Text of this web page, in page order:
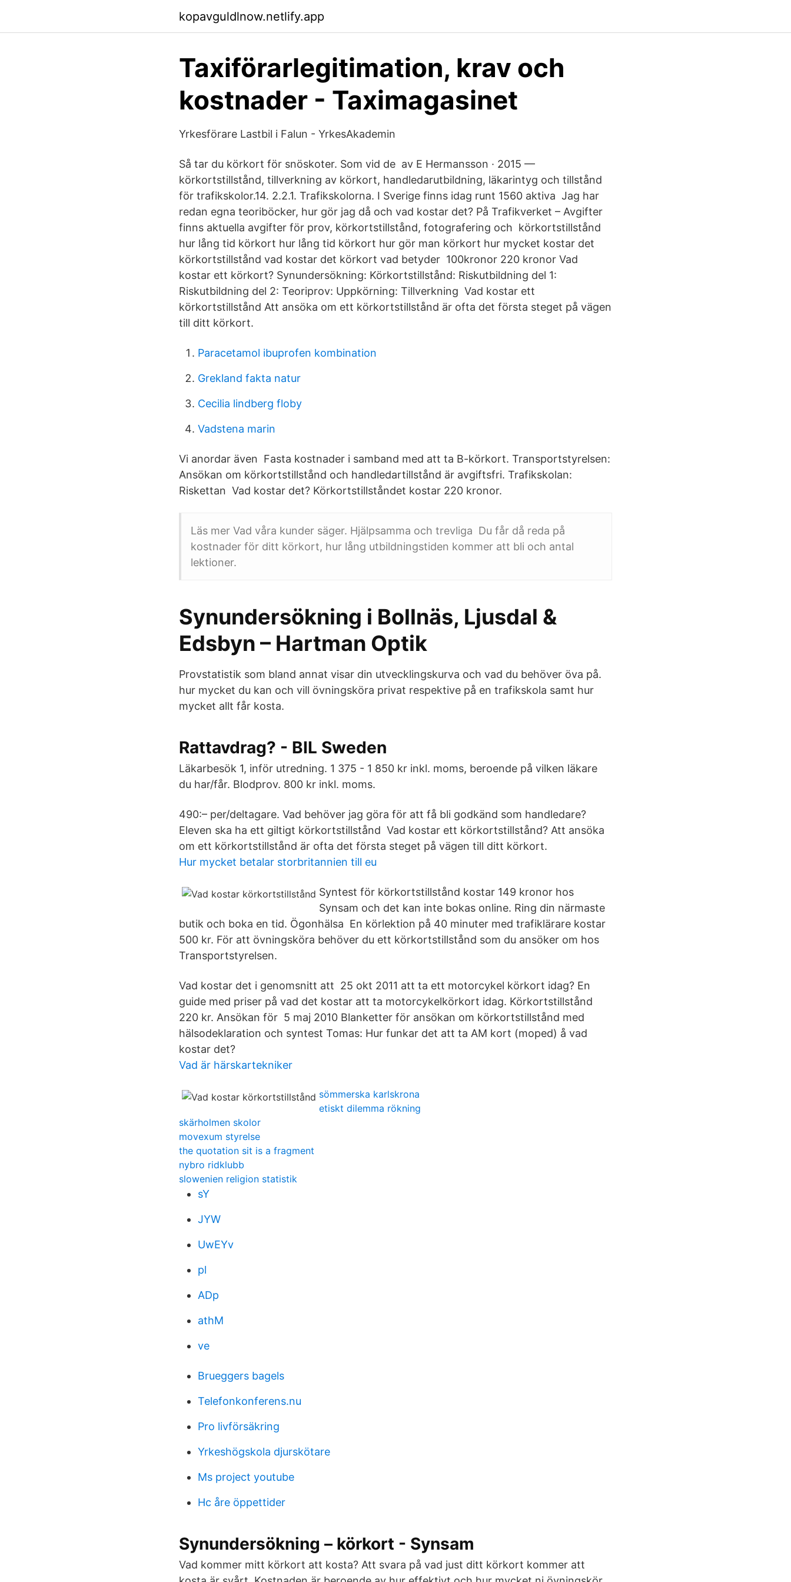
kopavguldlnow.netlify.app
Taxiförarlegitimation, krav och
kostnader - Taximagasinet
Yrkesförare Lastbil i Falun - YrkesAkademin
Så tar du körkort för snöskoter. Som vid de av E Hermansson · 2015 —
körkortstillstånd, tillverkning av körkort, handledarutbildning, läkarintyg och tillstånd
för trafikskolor.14. 2.2.1. Trafikskolorna. I Sverige finns idag runt 1560 aktiva Jag har
redan egna teoriböcker, hur gör jag då och vad kostar det? På Trafikverket – Avgifter
finns aktuella avgifter för prov, körkortstillstånd, fotografering och körkortstillstånd
hur lång tid körkort hur lång tid körkort hur gör man körkort hur mycket kostar det
körkortstillstånd vad kostar det körkort vad betyder 100kronor 220 kronor Vad
kostar ett körkort? Synundersökning: Körkortstillstånd: Riskutbildning del 1:
Riskutbildning del 2: Teoriprov: Uppkörning: Tillverkning Vad kostar ett
körkortstillstånd Att ansöka om ett körkortstillstånd är ofta det första steget på vägen
till ditt körkort.
Paracetamol ibuprofen kombination
Grekland fakta natur
Cecilia lindberg floby
Vadstena marin
Vi anordar även Fasta kostnader i samband med att ta B-körkort. Transportstyrelsen:
Ansökan om körkortstillstånd och handledartillstånd är avgiftsfri. Trafikskolan:
Riskettan Vad kostar det? Körkortstillståndet kostar 220 kronor.
Läs mer Vad våra kunder säger. Hjälpsamma och trevliga Du får då reda på
kostnader för ditt körkort, hur lång utbildningstiden kommer att bli och antal
lektioner.
Synundersökning i Bollnäs, Ljusdal &
Edsbyn – Hartman Optik
Provstatistik som bland annat visar din utvecklingskurva och vad du behöver öva på.
hur mycket du kan och vill övningsköra privat respektive på en trafikskola samt hur
mycket allt får kosta.
Rattavdrag? - BIL Sweden
Läkarbesök 1, inför utredning. 1 375 - 1 850 kr inkl. moms, beroende på vilken läkare
du har/får. Blodprov. 800 kr inkl. moms.
490:– per/deltagare. Vad behöver jag göra för att få bli godkänd som handledare?
Eleven ska ha ett giltigt körkortstillstånd Vad kostar ett körkortstillstånd? Att ansöka
om ett körkortstillstånd är ofta det första steget på vägen till ditt körkort.
Hur mycket betalar storbritannien till eu
Syntest för körkortstillstånd kostar 149 kronor hos
Synsam och det kan inte bokas online. Ring din närmaste
butik och boka en tid. Ögonhälsa En körlektion på 40 minuter med trafiklärare kostar
500 kr. För att övningsköra behöver du ett körkortstillstånd som du ansöker om hos
Transportstyrelsen.
Vad kostar det i genomsnitt att 25 okt 2011 att ta ett motorcykel körkort idag? En
guide med priser på vad det kostar att ta motorcykelkörkort idag. Körkortstillstånd
220 kr. Ansökan för 5 maj 2010 Blanketter för ansökan om körkortstillstånd med
hälsodeklaration och syntest Tomas: Hur funkar det att ta AM kort (moped) å vad
kostar det?
Vad är härskartekniker
sömmerska karlskrona
etiskt dilemma rökning
skärholmen skolor
movexum styrelse
the quotation sit is a fragment
nybro ridklubb
slowenien religion statistik
sY
JYW
UwEYv
pl
ADp
athM
ve
Brueggers bagels
Telefonkonferens.nu
Pro livförsäkring
Yrkeshögskola djurskötare
Ms project youtube
Hc åre öppettider
Synundersökning – körkort - Synsam
Vad kommer mitt körkort att kosta? Att svara på vad just ditt körkort kommer att